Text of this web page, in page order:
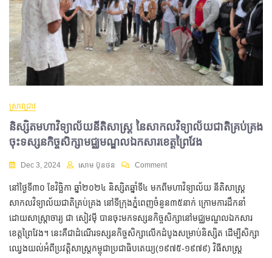
ស្រាវជ្រាវ
និស្សិតមហាវិទ្យាល័យនីតិសាស្រ្ត នៃសាកលវិទ្យាល័យជាតិគ្រប់គ្រង
ចុះទស្សនកិច្ចសិក្សាមជ្ឈមណ្ឌលឯកសារខេត្តព្រៃវែង
Dec 3, 2024 សោម ប៊ុនថន Comment
នៅថ្ងៃទី៣០ ខែវិច្ឆិកា ឆ្នាំ២០២៤ និស្សិតឆ្នាំទី៤ មកពីមហាវិទ្យាល័យ នីតិសាស្ត្រ
សាកលវិទ្យាល័យជាតិគ្រប់គ្រង នៅទីក្រុងភ្នំពេញចំនួន៣៥នាក់ ក្រោមការដឹកនាំ
ដោយសាស្ត្រាចារ្យ ជា សៀវម៉ី បានចុះមកទស្សនកិច្ចសិក្សានៅមជ្ឈមណ្ឌលឯកសារ
ខេត្តព្រៃវែង។ នេះគឺជាដំណើរទស្សនកិច្ចសិក្សាលើកដំបូងសម្រាប់និស្សិត ដើម្បីសិក្សា
ឈ្វេងយល់អំពីប្រវត្តិសាស្ត្រកម្ពុជាប្រជាធិបតេយ្យ(១៩៧៥-១៩៧៩) វិធីសាស្ត្រ